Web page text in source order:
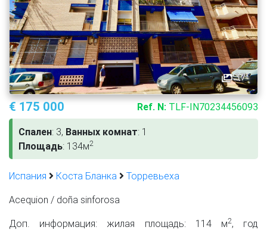
37
€ 175 000 Ref. N: TLF-IN70234456093
Спален: 3, Ванных комнат: 1
Площадь: 134м2
Испания Коста Бланка
Торревьеха
Acequion / doña sinforosa
Доп. информация: жилая площадь: 114 м2, год